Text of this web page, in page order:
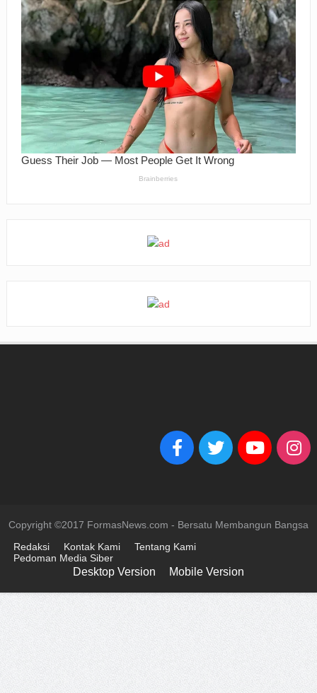
Copyright ©2017 FormasNews.com - Bersatu Membangun Bangsa
Redaksi
Kontak Kami
Tentang Kami
Pedoman Media Siber
Desktop Version Mobile Version